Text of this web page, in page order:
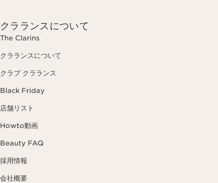
クラランスについて
The Clarins
クラランスについて
クラブ クラランス
Black Friday
店舗リスト
Howto動画
Beauty FAQ
採用情報
会社概要